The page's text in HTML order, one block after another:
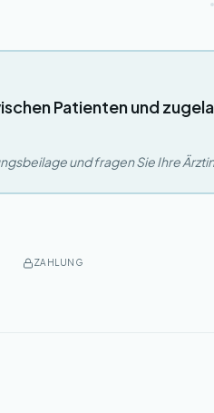
Patienten und
und fragen Sie Ihre
ZAHLUNG